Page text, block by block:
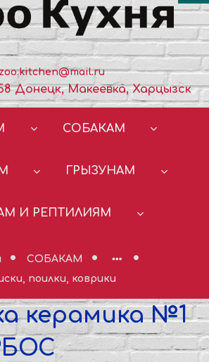
Донецк, Макеевка, Харцызск
СОБАКАМ
ГРЫЗУНАМ
И РЕПТИЛИЯМ
СОБАКАМ
поилки, коврики
керамика №1